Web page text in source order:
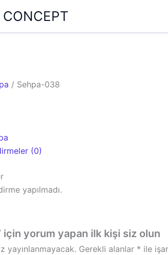
/ Sehpa-038
(0)
yapılmadı.
için yorum yapan ilk kişi siz olun
yayınlanmayacak. Gerekli alanlar * ile